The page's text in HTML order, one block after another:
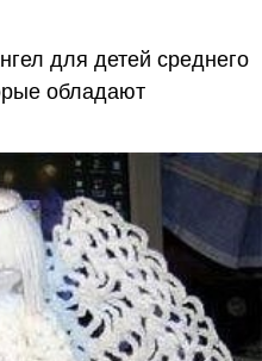
для детей среднего
обладают